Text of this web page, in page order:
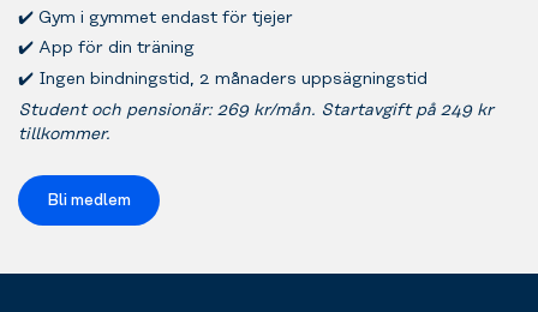
✔️ Gym i gymmet endast för tjejer
✔️ App för din träning
✔️ Ingen bindningstid, 2 månaders uppsägningstid
Student och pensionär: 269 kr/mån. Startavgift på 249 kr
tillkommer.
Bli medlem